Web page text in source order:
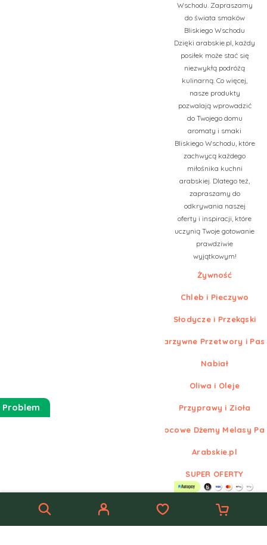
Wschodu. Zapraszamy
do świata smaków
Bliskiego Wschodu
Dzięki arabskie.pl, każdy
posiłek może stać się
niezwykłą podróżą
kulinarną. Co więcej,
nasze produkty
pozwalają wprowadzić
do Twojego domu
aromaty i smaki
Bliskiego Wschodu, które
zachwycą każdego
miłośnika kuchni
arabskiej. Dlatego też,
zapraszamy do
odkrywania naszej
oferty i inspiracji, które
uczynią Twoje gotowanie
prawdziwie
wyjątkowym!
Żywność
Chleb i Pieczywo
Słodycze i Przekąski
Warzywne Przetwory i
Nabiał
Oliwa i Oleje
Przyprawy i Zioła
Owocowe Dżemy Melasy
Arabskie.pl
SUPER OFERTY
Arabskie.pl
Problem